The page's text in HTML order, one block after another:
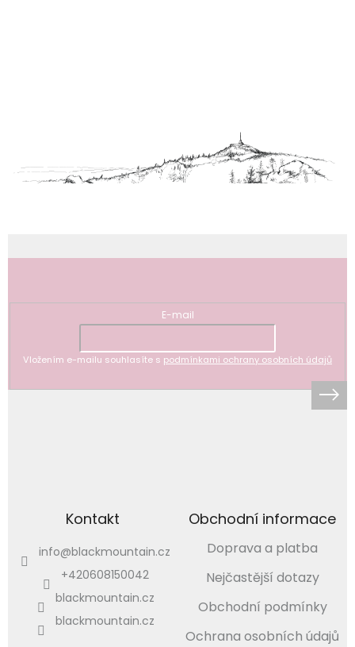
E-mail
Vložením e-mailu souhlasíte s podmínkami ochrany osobních údajů
Kontakt
info@blackmountain.cz
+420608150042
blackmountain.cz
blackmountain.cz
Obchodní informace
Doprava a platba
Nejčastější dotazy
Obchodní podmínky
Ochrana osobních údajů